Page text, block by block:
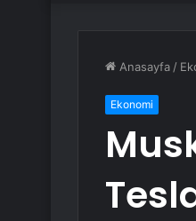
Anasayfa /
Ekonomi